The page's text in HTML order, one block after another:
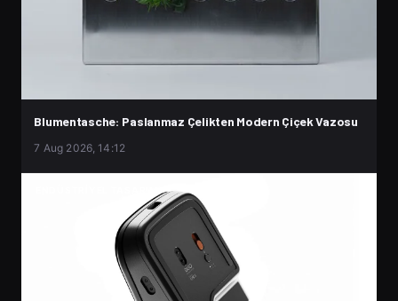
Blumentasche: Paslanmaz Çelikten Modern Çiçek Vazosu
7 Aug 2026, 14:12